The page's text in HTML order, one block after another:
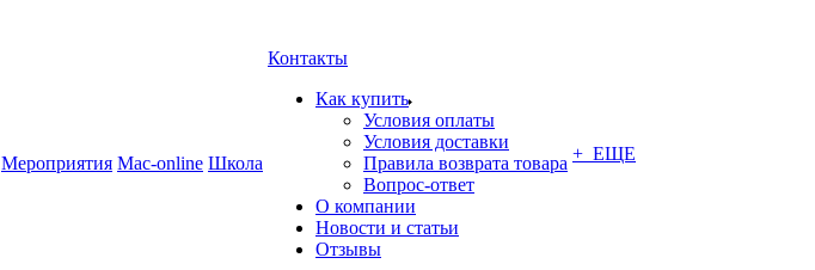
Мероприятия Mac-online Школа
Контакты
Как купить
Условия оплаты
Условия доставки
Правила возврата товара
Вопрос-ответ
О компании
Новости и статьи
Отзывы
+ ЕЩЕ